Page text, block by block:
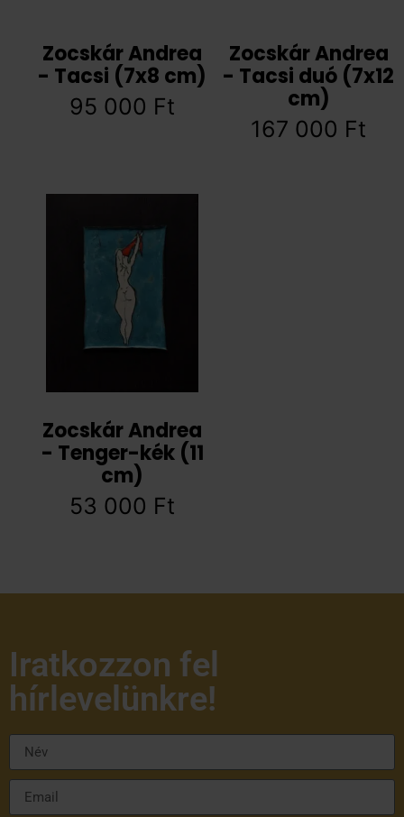
Zocskár Andrea
- Tacsi (7x8 cm)
95 000 Ft
Zocskár Andrea
- Tacsi duó (7x12
cm)
167 000 Ft
Zocskár Andrea
- Tenger-kék (11
cm)
53 000 Ft
Iratkozzon fel
hírlevelünkre!